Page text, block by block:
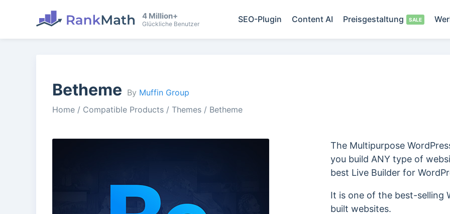
4 Million+
Glückliche Benutzer SEO-Plugin Content AI Preisgestaltung
Betheme By Muffin Group
Home / Compatible Products / Themes / Betheme
The Multipurpose
you build ANY type of
best Live Builder for
It is one of the best-selling
built websites.